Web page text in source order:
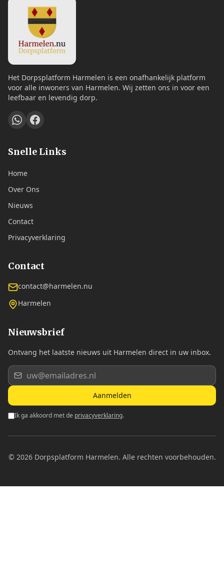
Het Dorpsplatform Harmelen is een onafhankelijk platform
voor alle inwoners van Harmelen. Wij zetten ons in voor een
leefbaar en levendig dorp.
Snelle Links
Home
Over Ons
Nieuws
Contact
Privacyverklaring
Contact
contact@harmelen.nu
Harmelen
Nieuwsbrief
Ontvang het laatste nieuws uit Harmelen direct in uw inbox.
Aanmelden
Ik ga akkoord met de privacyverklaring.
© 2026Dorpsplatform Harmelen. Alle rechten voorbehouden.